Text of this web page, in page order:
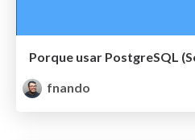
Porque usar PostgreSQL
fnando